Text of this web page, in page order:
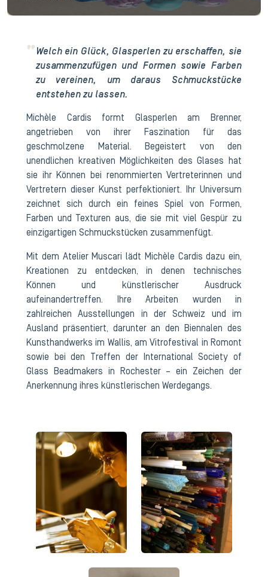
Welch ein Glück, Glasperlen zu erschaffen, sie
zusammenzufügen und Formen sowie Farben
zu vereinen, um daraus Schmuckstücke
entstehen zu lassen.
Michèle Cardis formt Glasperlen am Brenner,
angetrieben von ihrer Faszination für das
geschmolzene Material. Begeistert von den
unendlichen kreativen Möglichkeiten des Glases hat
sie ihr Können bei renommierten Vertreterinnen und
Vertretern dieser Kunst perfektioniert. Ihr Universum
zeichnet sich durch ein feines Spiel von Formen,
Farben und Texturen aus, die sie mit viel Gespür zu
einzigartigen Schmuckstücken zusammenfügt.
Mit dem Atelier Muscari lädt Michèle Cardis dazu ein,
Kreationen zu entdecken, in denen technisches
Können und künstlerischer Ausdruck
aufeinandertreffen. Ihre Arbeiten wurden in
zahlreichen Ausstellungen in der Schweiz und im
Ausland präsentiert, darunter an den Biennalen des
Kunsthandwerks im Wallis, am Vitrofestival in Romont
sowie bei den Treffen der International Society of
Glass Beadmakers in Rochester – ein Zeichen der
Anerkennung ihres künstlerischen Werdegangs.